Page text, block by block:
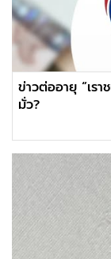
ข่าวต่ออายุ “เร
มั่ว?